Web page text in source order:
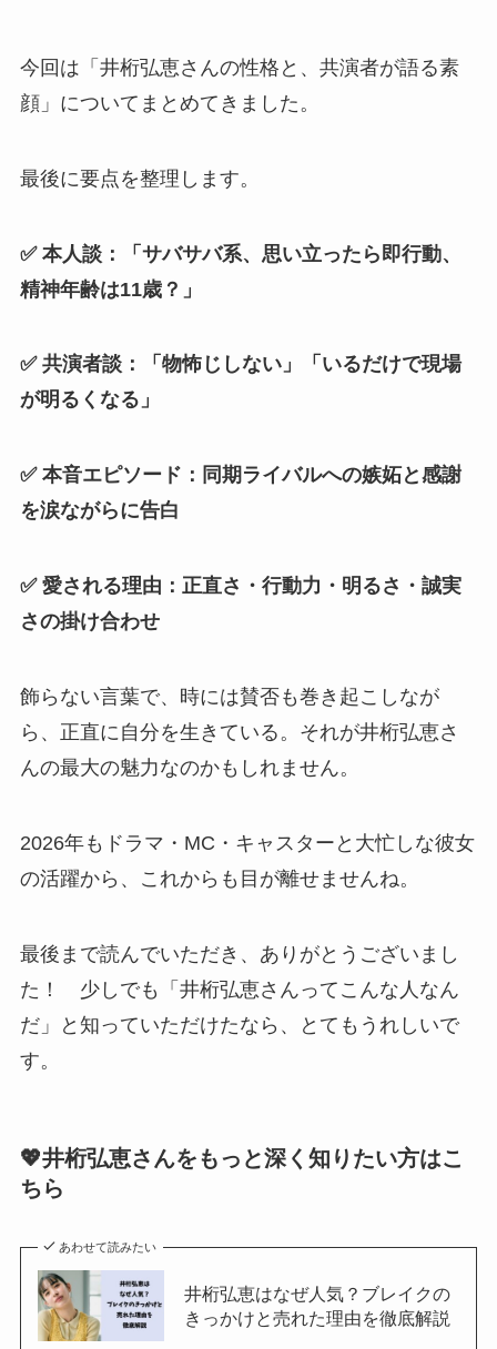
今回は「井桁弘恵さんの性格と、共演者が語る素
顔」についてまとめてきました。
最後に要点を整理します。
✅ 本人談：「サバサバ系、思い立ったら即行動、
精神年齢は11歳？」
✅ 共演者談：「物怖じしない」「いるだけで現場
が明るくなる」
✅ 本音エピソード：同期ライバルへの嫉妬と感謝
を涙ながらに告白
✅ 愛される理由：正直さ・行動力・明るさ・誠実
さの掛け合わせ
飾らない言葉で、時には賛否も巻き起こしなが
ら、正直に自分を生きている。それが井桁弘恵さ
んの最大の魅力なのかもしれません。
2026年もドラマ・MC・キャスターと大忙しな彼女
の活躍から、これからも目が離せませんね。
最後まで読んでいただき、ありがとうございまし
た！ 少しでも「井桁弘恵さんってこんな人なん
だ」と知っていただけたなら、とてもうれしいで
す。
💖井桁弘恵さんをもっと深く知りたい方はこ
ちら
あわせて読みたい
井桁弘恵はなぜ人気？ブレイクの
きっかけと売れた理由を徹底解説